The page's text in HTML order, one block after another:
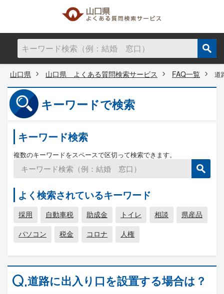
山口県 山口県 よくある質問検索サービス FAQ一覧 道
キーワードで検索
キーワード検索
複数のキーワードをスペースで区切って検索できます。
よく検索されているキーワード
採用 自動車税 助成金 トイレ 相談
県産品
パソコン
税金 コロナ 人権
Q.道路に出入り口を設置する場合は？